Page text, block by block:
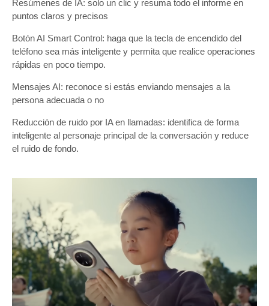
Resúmenes de IA: solo un clic y resuma todo el informe en
puntos claros y precisos
Botón AI Smart Control: haga que la tecla de encendido del
teléfono sea más inteligente y permita que realice operaciones
rápidas en poco tiempo.
Mensajes AI: reconoce si estás enviando mensajes a la
persona adecuada o no
Reducción de ruido por IA en llamadas: identifica de forma
inteligente al personaje principal de la conversación y reduce
el ruido de fondo.